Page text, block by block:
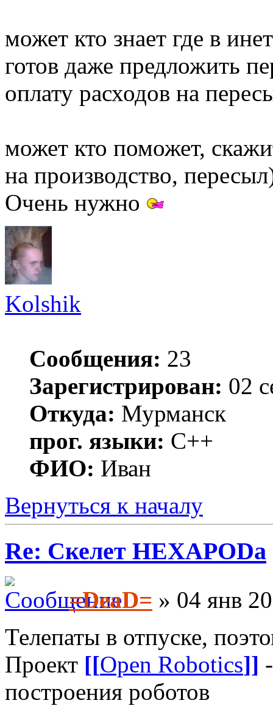
может кто знает где в
готов даже предложить
оплату расходов на
может кто поможет,
на производство,
Очень нужно
Kolshik
Сообщения: 23
Зарегистрирован: 02
Откуда: Мурманск
прог. языки: C++
ФИО: Иван
Вернуться к началу
Re: Скелет HEXAPODа
=DeaD= » 04 янв
Телепаты в отпуске,
Проект [[Open Robotics]]
построения роботов